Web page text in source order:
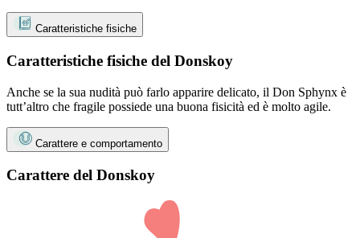
Caratteristiche fisiche
Caratteristiche fisiche del Donskoy
Anche se la sua nudità può farlo apparire delicato, il Don Sphynx è
tutt’altro che fragile possiede una buona fisicità ed è molto agile.
Carattere e comportamento
Carattere del Donskoy